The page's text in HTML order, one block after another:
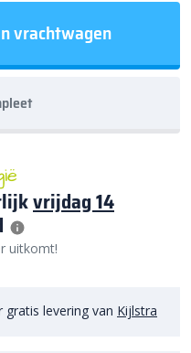
vrachtwagen
vrijdag 14
uitkomt!
gratis levering van Kijlstra